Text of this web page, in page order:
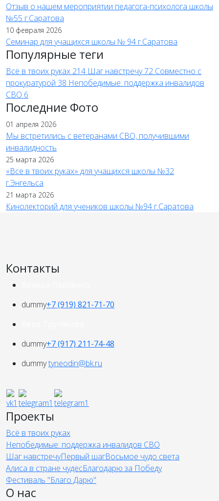
Отзыв о нашем мероприятии педагога-психолога школы
№55 г.Саратова
10 февраля 2026
Семинар для учащихся школы № 94 г.Саратова
Популярные теги
Всё в твоих руках 214 Шаг навстречу72 Совместно с
прокуратурой 38 Непобедимые: поддержка инвалидов
СВО 6
Последние Фото
01 апреля 2026
Мы встретились с ветеранами СВО, получившими
инвалидность
25 марта 2026
«Все в твоих руках» для учащихся школы №32
г.Энгельса
21 марта 2026
Кинолекторий для учеников школы №94 г.Саратова
Контакты
dummy+7 (919) 821-71-70
dummy+7 (917) 211-74-48
dummytyneodin@bk.ru
Проекты
Всё в твоих руках
Непобедимые: поддержка инвалидов СВО
Шаг навстречуПервый шагВосьмое чудо света
Алиса в стране чудесБлагодарю за Победу
Фестиваль "Благо Дарю"
О нас